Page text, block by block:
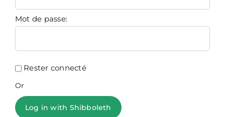
Mot de passe:
Rester connecté
Or
Log in with Shibboleth